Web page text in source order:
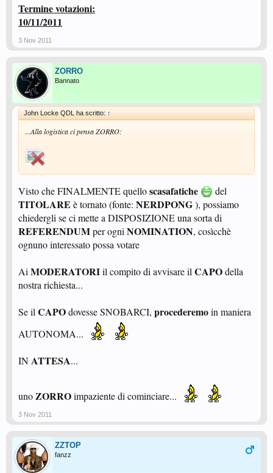
Termine votazioni:
10/11/2011
3 Nov 2011
ZORRO
Bannato
John Locke QDL ha scritto: ↑
...Alla logistica ci pensa ZORRO:
Visto che FINALMENTE quelloscasafatiche del
TITOLARE è tornato (fonte: NERDPONG), possiamo
chiedergli se ci mette a DISPOSIZIONE una sorta di
REFERENDUMper ogni NOMINATION, cosìcchè
ognuno interessato possa votare
Ai MODERATORIil compito di avvisare il CAPOdella
nostra richiesta...
Se il CAPOdovesse SNOBARCI, procederemoin maniera
AUTONOMA...
IN ATTESA...
uno ZORROimpaziente di cominciare...
3 Nov 2011
ZZTOP
fanzz